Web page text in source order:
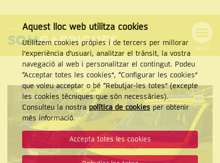
NAVEGACIÓ
MENÚ
Cercar
CERCAR
Aquest lloc web utilitza cookies
Utilitzem cookies pròpies i de tercers per millorar
l’experiència d’usuari, analitzar el trànsit, la vostra
navegació al web i personalitzar el contingut. Podeu
“Acceptar totes les cookies”, “Configurar les cookies”
que voleu acceptar o bé “Rebutjar-les totes” (excepte
les cookies tècniques que són necessàries).
Consulteu la nostrapolítica de cookiesper obtenir
més informació.
Accepta totes les cookies